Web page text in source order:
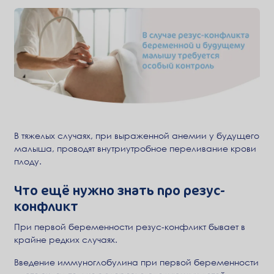
В тяжелых случаях, при выраженной анемии у будущего
малыша, проводят внутриутробное переливание крови
плоду.
Что ещё нужно знать про резус-
конфликт
При первой беременности резус-конфликт бывает в
крайне редких случаях.
Введение иммуноглобулина при первой беременности